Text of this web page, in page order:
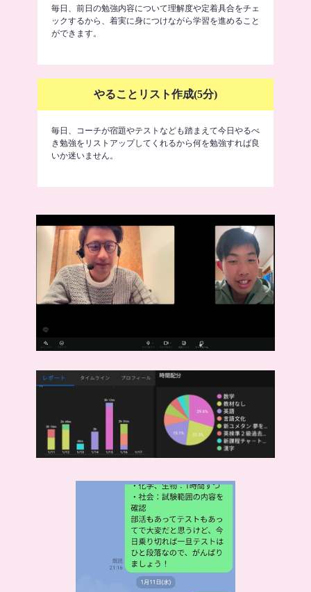
毎日、前日の勉強内容について理解度や定着具合をチェ
ックするから、着実に身につけながら学習を進めること
ができます。
やることリスト作成(5分)
毎日、コーチが宿題やテストなども踏まえて今日やるべ
き勉強をリストアップしてくれるから何を勉強すれば良
いか迷いません。